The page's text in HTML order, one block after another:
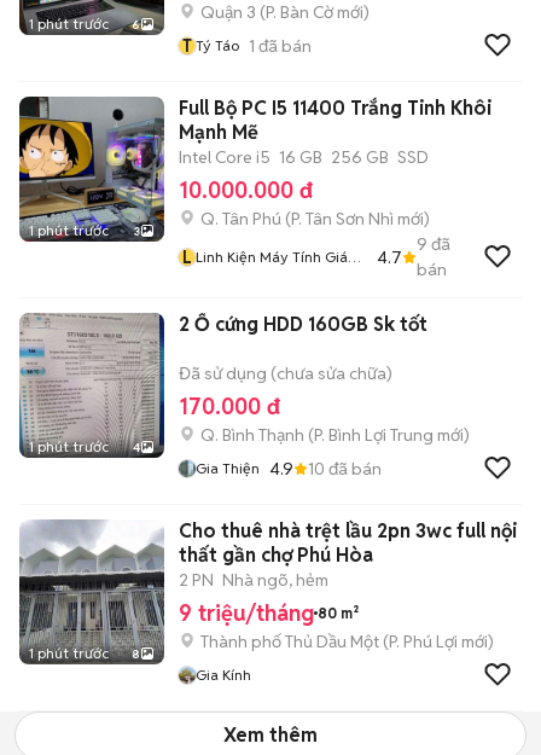
1 phút trước 6
Quận 3 (P. Bàn Cờmới)
T Tý Táo 1 đã bán
1 phút trước 3
Full Bộ PC I5 11400 Trắng Tinh Khôi
Mạnh Mẽ
Intel Core i5 16 GB 256 GB SSD
10.000.000 đ
Q. Tân Phú (P. Tân Sơn Nhì mới)
L Linh Kiện Máy Tính Giá
4.7
9 đã
bán
1 phút trước 4
2 Ổ cứng HDD 160GB Sk tốt
Đã sử dụng (chưa sửa chữa)
170.000 đ
Q. Bình Thạnh (P. Bình Lợi Trung mới)
Gia Thiện 4.9 10 đã bán
1 phút trước 8
Cho thuê nhà trệt lầu 2pn 3wc full nội
thất gần chợ Phú Hòa
2 PN Nhà ngõ, hẻm
9 triệu/tháng 80 m²
Thành phố Thủ Dầu Một (P. Phú Lợi mới)
Gia Kính
Xem thêm